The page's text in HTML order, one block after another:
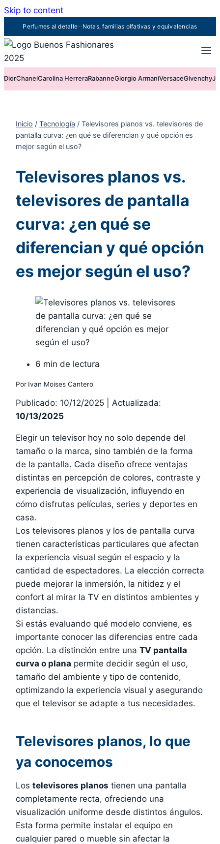
Skip to content
Perfumes al detalle · Notas, familias olfativas y equivalencias
DiorChanelCarolina HerreraRabanneGiorgio ArmaniVersaceGivenchy
Inicio / Tecnología / Televisores planos vs. televisores de
pantalla curva: ¿en qué se diferencian y qué opción es
mejor según el uso?
Televisores planos vs.
televisores de pantalla
curva: ¿en qué se
diferencian y qué opción
es mejor según el uso?
6 min de lectura
Por Ivan Moises Cantero
Publicado: 10/12/2025
Actualizada:
10/13/2025
Elegir un televisor hoy no solo depende del
tamaño o la marca, sino también de la forma
de la pantalla. Cada diseño ofrece ventajas
distintas en percepción de colores, contraste y
experiencia de visualización, influyendo en
cómo disfrutas películas, series y deportes en
casa.
Los televisores planos y los de pantalla curva
tienen características particulares que afectan
la experiencia visual según el espacio y la
cantidad de espectadores. La elección correcta
puede mejorar la inmersión, la nitidez y el
confort al mirar la TV en distintos ambientes y
distancias.
Si estás evaluando qué modelo conviene, es
importante conocer las diferencias entre cada
opción. La distinción entre una TV pantalla
curva o plana permite decidir según el uso,
tamaño del ambiente y tipo de contenido,
optimizando la experiencia visual y asegurando
que el televisor se adapte a tus necesidades.
Televisores planos, lo que
ya conocemos
Los televisores planos tienen una pantalla
completamente recta, ofreciendo una
visualización uniforme desde distintos ángulos.
Esta forma permite instalar el equipo en
cualquier pared o mueble sin afectar la